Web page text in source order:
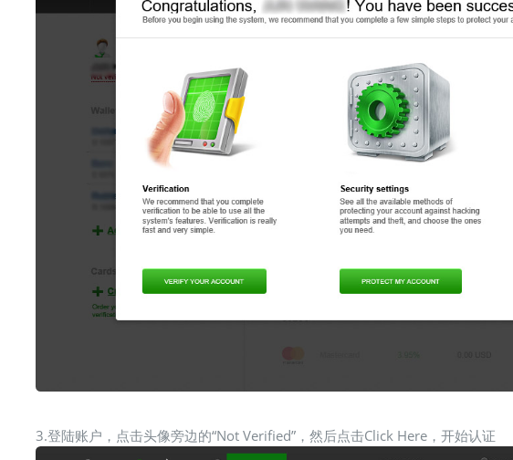
3.登陆账户，点击头像旁边的“Not Verified”，然后点击Click Here，开始认证